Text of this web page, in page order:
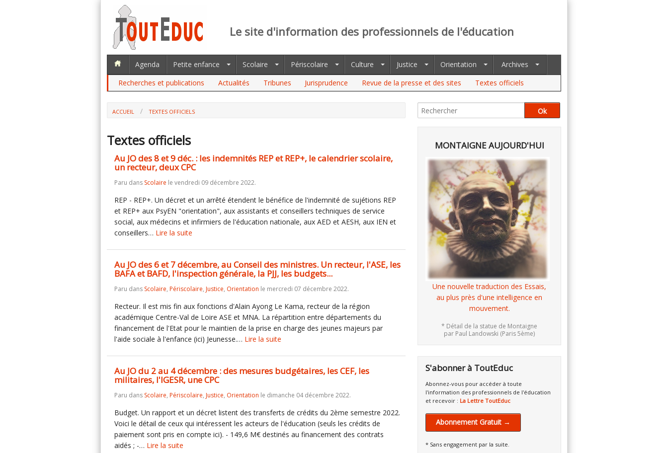
Le site d'information des professionnels de l'éducation
Agenda Petite enfance Scolaire Périscolaire Culture Justice Orientation
Archives
Recherches et publications
Actualités Tribunes Jurisprudence Revue de la presse et des sites Textes officiels
ACCUEIL TEXTES OFFICIELS
Textes officiels
Au JO des 8 et 9 déc. : les indemnités REP et REP+, le calendrier scolaire,
un recteur, deux CPC
Paru dans Scolaire le vendredi 09 décembre 2022.
REP - REP+. Un décret et un arrêté étendent le bénéfice de l'indemnité de sujétions REP
et REP+ aux PsyEN "orientation", aux assistants et conseillers techniques de service
social, aux médecins et infirmiers de l'éducation nationale, aux AED et AESH, aux IEN et
conseillers… Lire la suite
Au JO des 6 et 7 décembre, au Conseil des ministres. Un recteur, l'ASE, les
BAFA et BAFD, l'inspection générale, la PJJ, les budgets...
Paru dans Scolaire, Périscolaire, Justice, Orientation le mercredi 07 décembre 2022.
Recteur. Il est mis fin aux fonctions d'Alain Ayong Le Kama, recteur de la région
académique Centre-Val de Loire ASE et MNA. La répartition entre départements du
financement de l'Etat pour le maintien de la prise en charge des jeunes majeurs par
l'aide sociale à l'enfance (ici) Jeunesse.… Lire la suite
Au JO du 2 au 4 décembre : des mesures budgétaires, les CEF, les
militaires, l'IGESR, une CPC
Paru dans Scolaire, Périscolaire, Justice, Orientation le dimanche 04 décembre 2022.
Budget. Un rapport et un décret listent des transferts de crédits du 2ème semestre 2022.
Voici le détail de ceux qui intéressent les acteurs de l'éducation (seuls les crédits de
paiement sont pris en compte ici). - 149,6 M€ destinés au financement des contrats
aidés ; -… Lire la suite
MONTAIGNE AUJOURD'HUI
Une nouvelle traduction des Essais,
au plus près d'une intelligence en
mouvement.
* Détail de la statue de Montaigne
par Paul Landowski (Paris 5ème)
S'abonner à ToutEduc
Abonnez-vous pour accéder à toute
l'information des professionnels de l'éducation
et recevoir : La Lettre ToutEduc
Abonnement Gratuit →
* Sans engagement par la suite.